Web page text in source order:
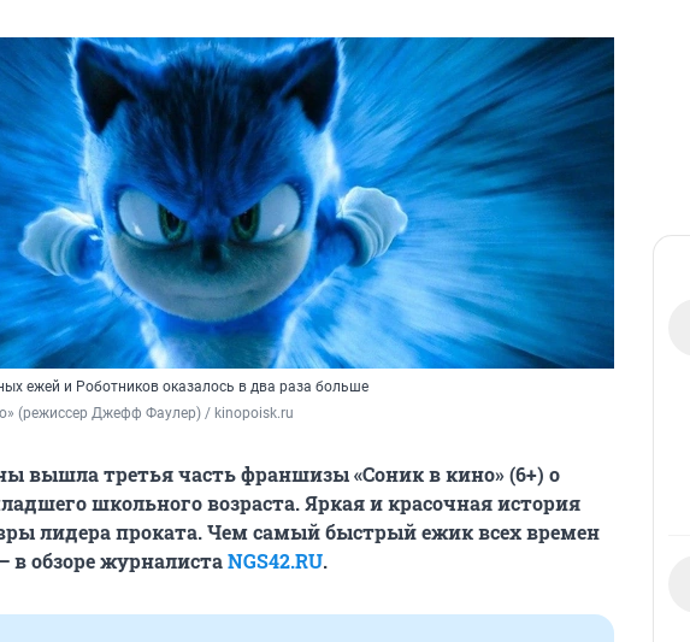
ежей и Роботников оказалось в два раза больше
(режиссер Джефф Фаулер) / kinopoisk.ru
вышла третья часть франшизы «Соник в кино» (6+) о
школьного возраста. Яркая и красочная история
лидера проката. Чем самый быстрый ежик всех времен
в обзоре журналистаNGS42.RU.